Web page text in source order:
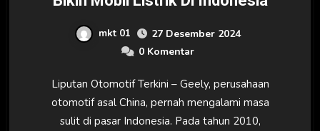
mkt 01
27 Desember 2024
0 Komentar
Liputan Otomotif Terkini – Geely, perusahaan
otomotif asal China, pernah mengalami masa
sulit di pasar Indonesia. Pada tahun 2010,